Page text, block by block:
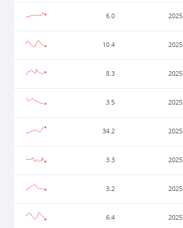
2025
6.0
2025
10.4
2025
8.3
2025
3.5
2025
34.2
2025
3.3
2025
3.2
2025
6.4